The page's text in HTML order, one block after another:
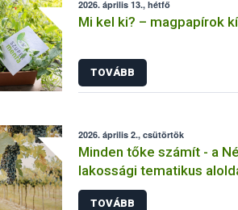
2026. április 13., hétfő
Mi kel ki? – magpapírok
TOVÁBB
2026. április 2., csütörtök
Minden tőke számít - a
lakossági tematikus
szőlő aranyszínű
TOVÁBB